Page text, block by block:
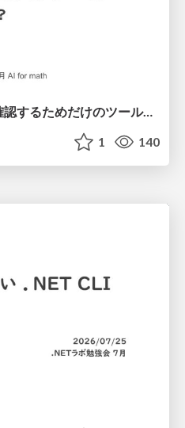
Lean は証明の正しさを確認するためだけのツールって思ってませんか？
1 140